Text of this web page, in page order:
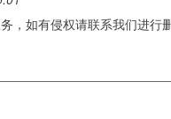
，如有侵权请联系我们进行删